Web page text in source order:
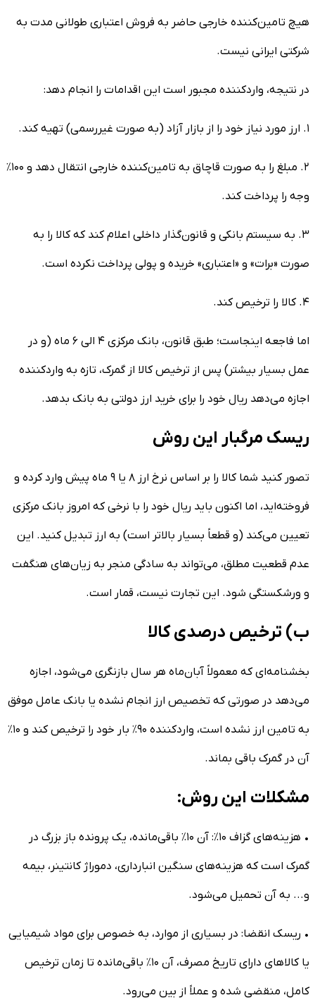
هیچ تامین‌کننده خارجی حاضر به فروش اعتباری طولانی مدت به
شرکتی ایرانی نیست.
در نتیجه، واردکننده مجبور است این اقدامات را انجام دهد:
۱. ارز مورد نیاز خود را از بازار آزاد (به صورت غیررسمی) تهیه کند.
۲. مبلغ را به صورت قاچاق به تامین‌کننده خارجی انتقال دهد و ۱۰۰٪
وجه را پرداخت کند.
۳. به سیستم بانکی و قانون‌گذار داخلی اعلام کند که کالا را به
صورت «برات» و «اعتباری» خریده و پولی پرداخت نکرده است.
۴. کالا را ترخیص کند.
اما فاجعه اینجاست؛ طبق قانون، بانک مرکزی ۴ الی ۶ ماه (و در
عمل بسیار بیشتر) پس از ترخیص کالا از گمرک، تازه به واردکننده
اجازه می‌دهد ریال خود را برای خرید ارز دولتی به بانک بدهد.
ریسک مرگبار این روش
تصور کنید شما کالا را بر اساس نرخ ارز ۸ یا ۹ ماه پیش وارد کرده و
فروخته‌اید، اما اکنون باید ریال خود را با نرخی که امروز بانک مرکزی
تعیین می‌کند (و قطعاً بسیار بالاتر است) به ارز تبدیل کنید. این
عدم قطعیت مطلق، می‌تواند به سادگی منجر به زیان‌های هنگفت
و ورشکستگی شود. این تجارت نیست، قمار است.
ب) ترخیص درصدی کالا
بخشنامه‌ای که معمولاً آبان‌ماه هر سال بازنگری می‌شود، اجازه
می‌دهد در صورتی که تخصیص ارز انجام نشده یا بانک عامل موفق
به تامین ارز نشده است، واردکننده ۹۰٪ بار خود را ترخیص کند و ۱۰٪
آن در گمرک باقی بماند.
مشکلات این روش:
• هزینه‌های گزاف ۱۰٪: آن ۱۰٪ باقی‌مانده، یک پرونده باز بزرگ در
گمرک است که هزینه‌های سنگین انبارداری، دموراژ کانتینر، بیمه
و... به آن تحمیل می‌شود.
• ریسک انقضا: در بسیاری از موارد، به خصوص برای مواد شیمیایی
یا کالا‌های دارای تاریخ مصرف، آن ۱۰٪ باقی‌مانده تا زمان ترخیص
کامل، منقضی شده و عملاً از بین می‌رود.